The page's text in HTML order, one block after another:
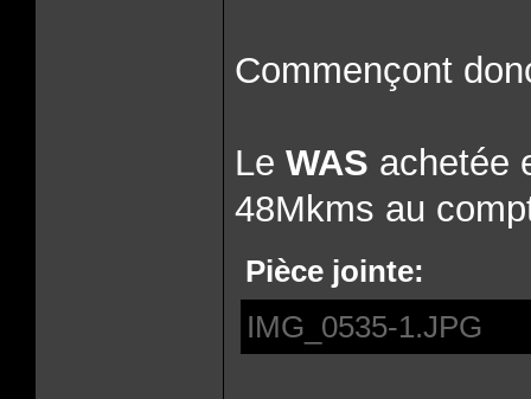
Commençont
Le WAS achetée
48Mkms au
Pièce jointe:
IMG_0535-1.JPG